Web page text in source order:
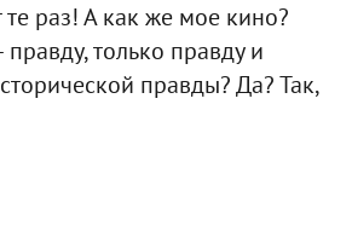
раз! А как же мое кино?
правду, только правду и
правды? Да? Так,